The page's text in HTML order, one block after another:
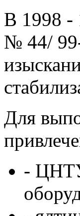
В 1998 -
№ 44/
Для
-